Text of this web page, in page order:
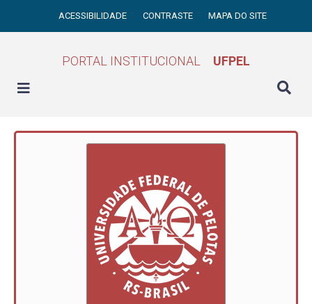
ACESSIBILIDADE CONTRASTE MAPA DO SITE
PORTAL INSTITUCIONAL UFPEL